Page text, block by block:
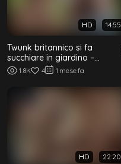
HD 14:55
Twunk britannico si fa
succhiare in giardino –
Parte 1
1.8K 4 1 mese fa
HD 22:20